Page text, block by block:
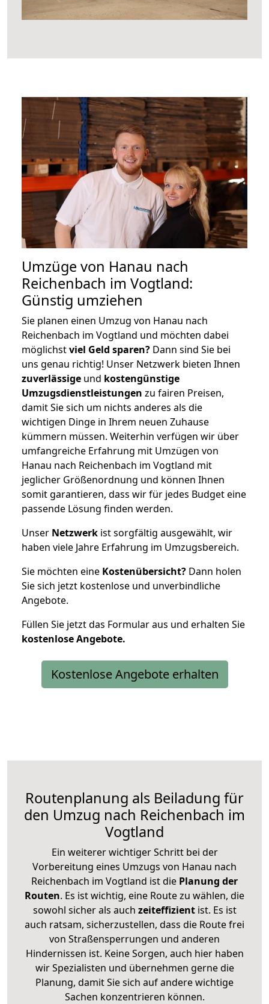
Umzüge von Hanau nach
Reichenbach im Vogtland:
Günstig umziehen
Sie planen einen Umzug von Hanau nach
Reichenbach im Vogtland und möchten dabei
möglichstviel Geld sparen? Dann sind Sie bei
uns genau richtig! Unser Netzwerk bieten Ihnen
zuverlässige und kostengünstige
Umzugsdienstleistungen zu fairen Preisen,
damit Sie sich um nichts anderes als die
wichtigen Dinge in Ihrem neuen Zuhause
kümmern müssen. Weiterhin verfügen wir über
umfangreiche Erfahrung mit Umzügen von
Hanau nach Reichenbach im Vogtland mit
jeglicher Größenordnung und können Ihnen
somit garantieren, dass wir für jedes Budget eine
passende Lösung finden werden.
Unser Netzwerk ist sorgfältig ausgewählt, wir
haben viele Jahre Erfahrung im Umzugsbereich.
Sie möchten eine Kostenübersicht? Dann holen
Sie sich jetzt kostenlose und unverbindliche
Angebote.
Füllen Sie jetzt das Formular aus und erhalten Sie
kostenloseAngebote.
Kostenlose Angebote erhalten
Routenplanung als Beiladung für
den Umzug nach Reichenbach im
Vogtland
Ein weiterer wichtiger Schritt bei der
Vorbereitung eines Umzugs von Hanau nach
Reichenbach im Vogtland ist die Planung der
Routen. Es ist wichtig, eine Route zu wählen, die
sowohl sicher als auch zeiteffizientist. Es ist
auch ratsam, sicherzustellen, dass die Route frei
von Straßensperrungen und anderen
Hindernissen ist. Keine Sorgen, auch hier haben
wir Spezialisten und übernehmen gerne die
Planung, damit Sie sich auf andere wichtige
Sachen konzentrieren können.